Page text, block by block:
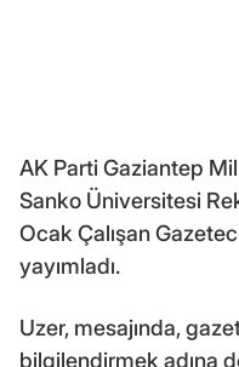
AK Parti Gaziantep
Sanko Üniversitesi
Ocak Çalışan
yayımladı.
Uzer, mesajında,
bilgilendirmek adına